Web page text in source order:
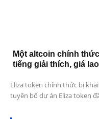
Một altcoin chính
tiếng giải thích, giá
Eliza token chính thức bị
tuyên bố dự án Eliza token